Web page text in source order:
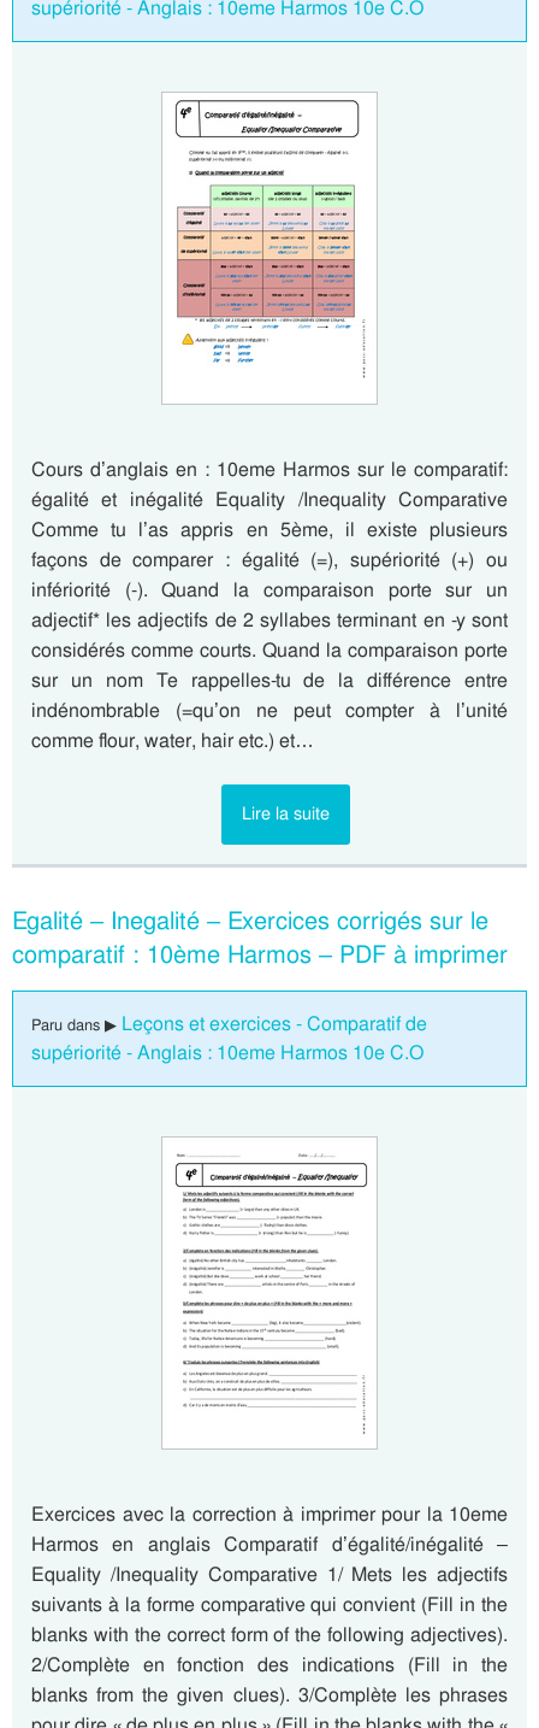
supériorité - Anglais : 10eme Harmos 10e C.O
Cours d’anglais en : 10eme Harmos sur le comparatif:
égalité et inégalité Equality /Inequality Comparative
Comme tu l’as appris en 5ème, il existe plusieurs
façons de comparer : égalité (=), supériorité (+) ou
infériorité (-). Quand la comparaison porte sur un
adjectif* les adjectifs de 2 syllabes terminant en -y sont
considérés comme courts. Quand la comparaison porte
sur un nom Te rappelles-tu de la différence entre
indénombrable (=qu’on ne peut compter à l’unité
comme flour, water, hair etc.) et…
Lire la suite
Egalité – Inegalité – Exercices corrigés sur le
comparatif : 10ème Harmos – PDF à imprimer
Paru dans ▶ Leçons et exercices - Comparatif de
supériorité - Anglais : 10eme Harmos 10e C.O
Exercices avec la correction à imprimer pour la 10eme
Harmos en anglais Comparatif d’égalité/inégalité –
Equality /Inequality Comparative 1/ Mets les adjectifs
suivants à la forme comparative qui convient (Fill in the
blanks with the correct form of the following adjectives).
2/Complète en fonction des indications (Fill in the
blanks from the given clues). 3/Complète les phrases